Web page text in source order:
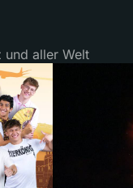
und aller Welt